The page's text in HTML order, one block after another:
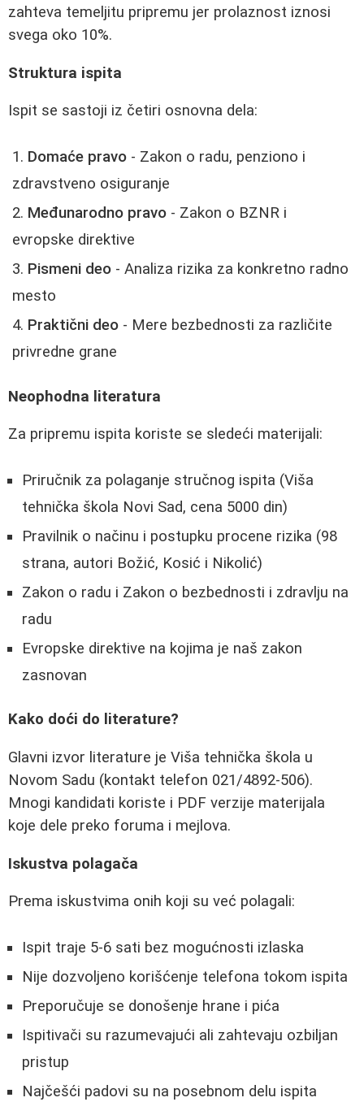
zahteva temeljitu pripremu jer prolaznost iznosi
svega oko 10%.
Struktura ispita
Ispit se sastoji iz četiri osnovna dela:
Domaće pravo - Zakon o radu, penziono i
zdravstveno osiguranje
Međunarodno pravo - Zakon o BZNR i
evropske direktive
Pismeni deo - Analiza rizika za konkretno radno
mesto
Praktični deo - Mere bezbednosti za različite
privredne grane
Neophodna literatura
Za pripremu ispita koriste se sledeći materijali:
Priručnik za polaganje stručnog ispita (Viša
tehnička škola Novi Sad, cena 5000 din)
Pravilnik o načinu i postupku procene rizika (98
strana, autori Božić, Kosić i Nikolić)
Zakon o radu i Zakon o bezbednosti i zdravlju na
radu
Evropske direktive na kojima je naš zakon
zasnovan
Kako doći do literature?
Glavni izvor literature je Viša tehnička škola u
Novom Sadu (kontakt telefon 021/4892-506).
Mnogi kandidati koriste i PDF verzije materijala
koje dele preko foruma i mejlova.
Iskustva polagača
Prema iskustvima onih koji su već polagali:
Ispit traje 5-6 sati bez mogućnosti izlaska
Nije dozvoljeno korišćenje telefona tokom ispita
Preporučuje se donošenje hrane i pića
Ispitivači su razumevajući ali zahtevaju ozbiljan
pristup
Najčešći padovi su na posebnom delu ispita